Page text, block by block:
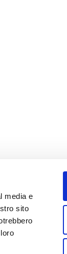
media e
sito